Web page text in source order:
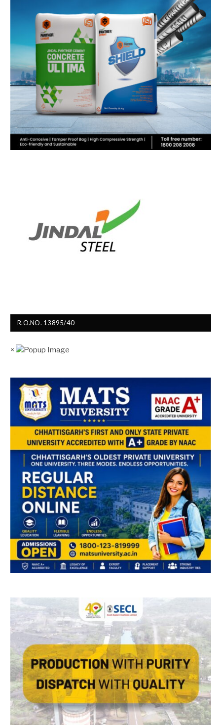
R.O.NO. 13895/40
×